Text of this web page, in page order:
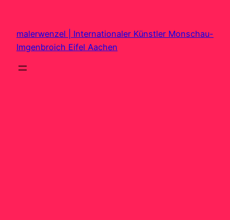
springen
malerwenzel | Internationaler Künstler Monschau-
Imgenbroich Eifel Aachen